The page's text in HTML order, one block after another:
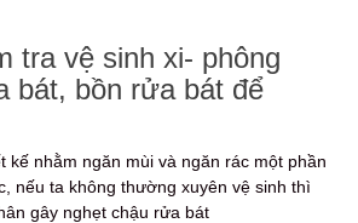
tra vệ sinh xi- phông
bát, bồn rửa bát để
kế nhằm ngăn mùi và ngăn rác một phần
nếu ta không thường xuyên vệ sinh thì
gây nghẹt chậu rửa bát